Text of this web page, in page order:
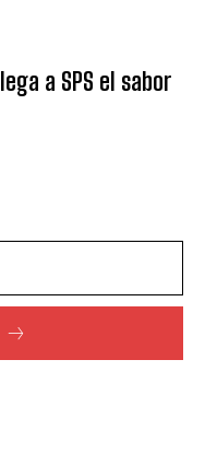
a SPS el sabor